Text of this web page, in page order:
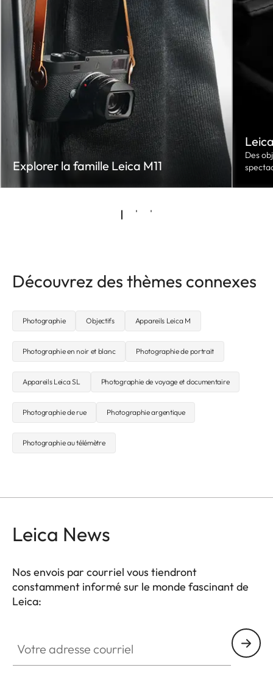
Explorer la famille Leica M11
Des
Découvrez des thèmes connexes
Photographie Objectifs Appareils Leica M
Photographie en noir et blanc Photographie de portrait
Appareils Leica SL Photographie de voyage et documentaire
Photographie de rue Photographie argentique
Photographie au télémètre
Leica News
Nos envois par courriel vous tiendront
constamment informé sur le monde fascinant de
Leica: